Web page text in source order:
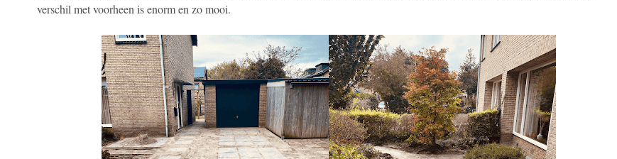
verschil met voorheen is enorm en zo mooi.